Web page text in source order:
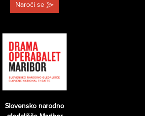
Naroči se
Slovensko narodno